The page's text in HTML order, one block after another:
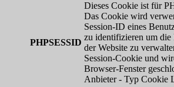
PHPSESSID
Dieses Cookie ist für
Das Cookie wird
Session-ID eines
zu identifizieren um die
der Website zu
Session-Cookie und
Browser-Fenster
Anbieter - Typ Cookie